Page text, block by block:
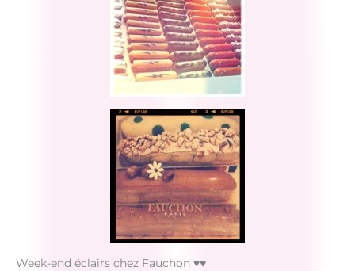
Week-end éclairs chez Fauchon ♥♥